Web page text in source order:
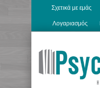
Σχετικά με εμάς
Λογαριασμός